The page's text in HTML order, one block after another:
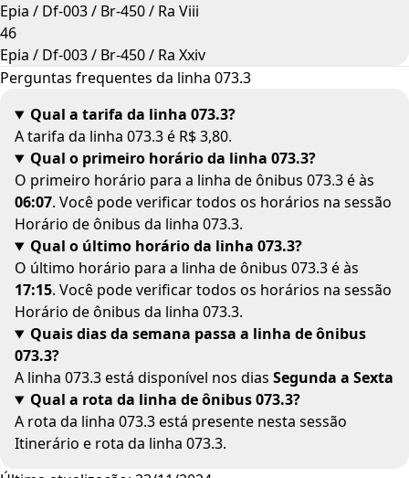
Epia / Df-003 / Br-450 / Ra Viii
46
Epia / Df-003 / Br-450 / Ra Xxiv
Perguntas frequentes da linha 073.3
Qual a tarifa da linha 073.3?
A tarifa da linha 073.3 é R$ 3,80.
Qual o primeiro horário da linha 073.3?
O primeiro horário para a linha de ônibus 073.3 é às
06:07. Você pode verificar todos os horários na sessão
Horário de ônibus da linha 073.3.
Qual o último horário da linha 073.3?
O último horário para a linha de ônibus 073.3 é às
17:15. Você pode verificar todos os horários na sessão
Horário de ônibus da linha 073.3.
Quais dias da semana passa a linha de ônibus
073.3?
A linha 073.3 está disponível nos dias Segunda a Sexta
Qual a rota da linha de ônibus 073.3?
A rota da linha 073.3 está presente nesta sessão
Itinerário e rota da linha 073.3.